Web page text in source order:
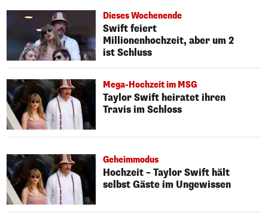
Dieses Wochenende
Swift feiert
Millionenhochzeit, aber um 2
ist Schluss
Mega-Hochzeit im MSG
Taylor Swift heiratet ihren
Travis im Schloss
Geheimmodus
Hochzeit – Taylor Swift hält
selbst Gäste im Ungewissen